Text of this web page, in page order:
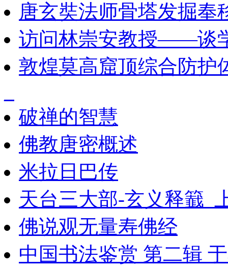
唐玄奘法师骨塔发掘奉
访问林崇安教授——谈
敦煌莫高窟顶综合防护
破禅的智慧
佛教唐密概述
米拉日巴传
天台三大部-玄义释籖_
佛说观无量寿佛经
中国书法鉴赏 第二辑